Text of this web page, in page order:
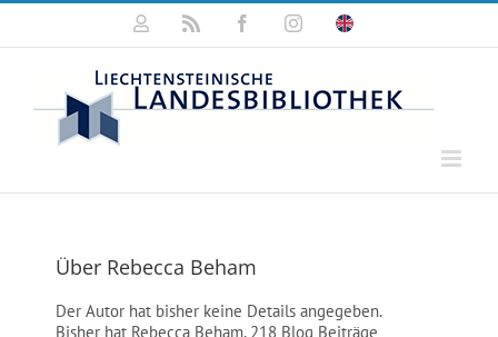
Zum
springen
Mein
FacebookInstagram
Click
Über Rebecca Beham
Der Autor hat bisher keine Details angegeben.
Bisher hat Rebecca Beham, 218 Blog Beiträge